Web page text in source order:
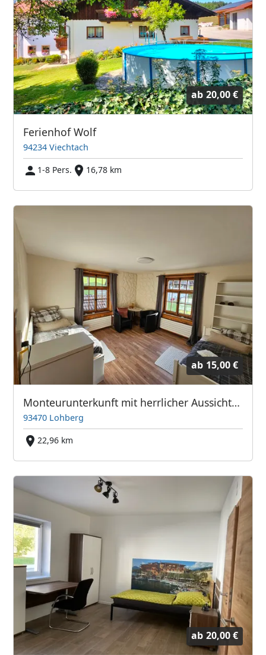
ab 20,00 €
Ferienhof Wolf
94234 Viechtach
1-8 Pers.
16,78 km
ab 15,00 €
Monteurunterkunft mit herrlicher Aussicht in Lohberg
93470 Lohberg
22,96 km
ab 20,00 €